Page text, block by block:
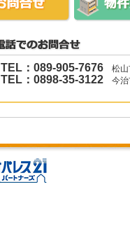
TEL：089-905-7676松山
TEL：0898-35-3122今治